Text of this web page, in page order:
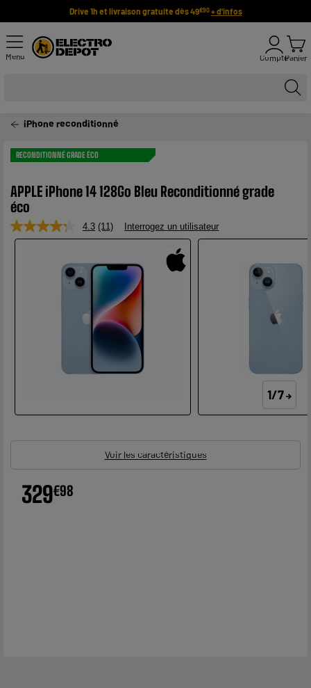
Drive 1h et livraison gratuite dès 49€90 + d'infos
Menu ComptePanier
iPhone reconditionné
RECONDITIONNÉ GRADE ÉCO
APPLE iPhone 14 128Go Bleu Reconditionné grade
éco
4.3 Lire
11
Lien
sur
même
page.
(11) Interrogez un utilisateur
1/7
Voir les caractéristiques
329€98